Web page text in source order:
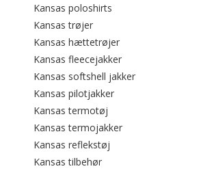
Kansas poloshirts Filtrér efter
Kansas trøjerFiltrér efter category:
Kansas hættetrøjerFiltrér efter
Kansas fleecejakkerFiltrér efter
Kansas softshell jakkerFiltrér efter
Kansas pilotjakkerFiltrér efter
Kansas termotøj Filtrér efter
Kansas termojakkerFiltrér efter
Kansas reflekstøj
Kansas tilbehørFiltrér efter category: